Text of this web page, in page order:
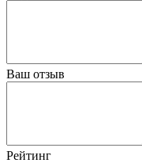
Ваш отзыв
Рейтинг